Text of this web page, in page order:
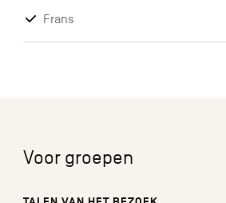
Frans
Voor groepen